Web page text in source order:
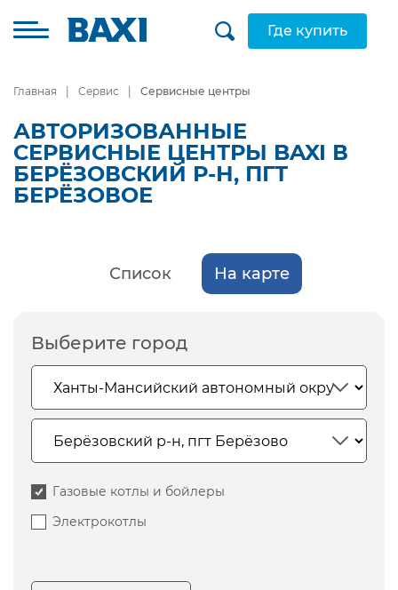
Где купить
Главная Сервис Сервисные центры
АВТОРИЗОВАННЫЕ
СЕРВИСНЫЕ ЦЕНТРЫ BAXI В
БЕРЁЗОВСКИЙ Р-Н, ПГТ
БЕРЁЗОВОЕ
Список На карте
Выберите город
Газовые котлы и бойлеры
Электрокотлы